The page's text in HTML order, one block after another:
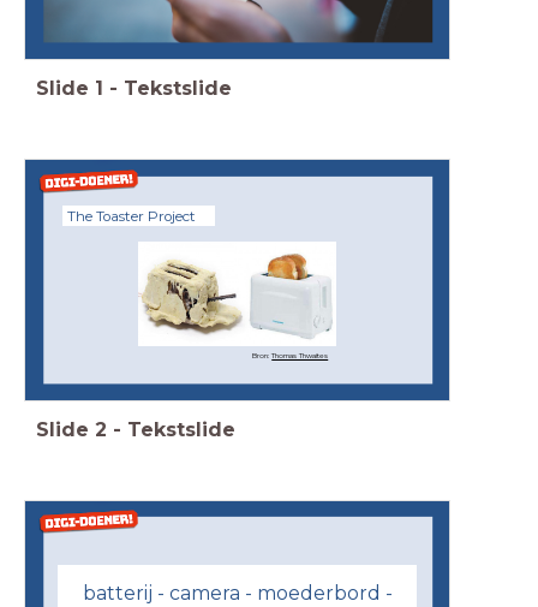
Slide 1 - Tekstslide
The Toaster Project
Bron:Thomas Thwaites
Slide 2 - Tekstslide
batterij - camera - moederbord -